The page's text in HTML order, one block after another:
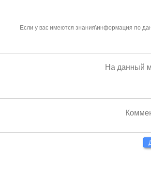
Если у вас имеются знания\информация по
На данный